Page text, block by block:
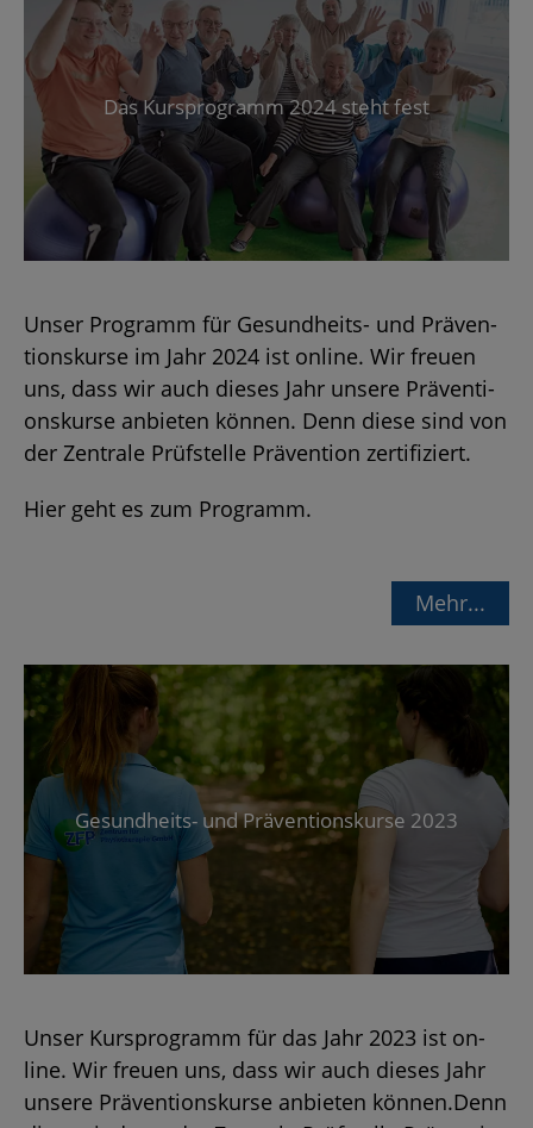
Das Kurs­pro­gramm 2024 steht fest
Unser Pro­gramm für Ge­sund­heits- und Prä­ven­
ti­ons­kur­se im Jahr 2024 ist on­line. Wir freu­en
uns, dass wir auch die­ses Jahr un­se­re Prä­ven­ti­
ons­kur­se an­bie­ten kön­nen. Denn diese sind von
der Zen­tra­le Prüf­stel­le Prä­ven­ti­on zer­ti­fi­ziert.
Hier geht es zum Pro­gramm.
Mehr...
Ge­sund­heits- und Prä­ven­ti­ons­kur­se 2023
Unser Kurs­pro­gramm für das Jahr 2023 ist on­
line. Wir freu­en uns, dass wir auch die­ses Jahr
un­se­re Prä­ven­ti­ons­kur­se an­bie­ten kön­nen.Denn